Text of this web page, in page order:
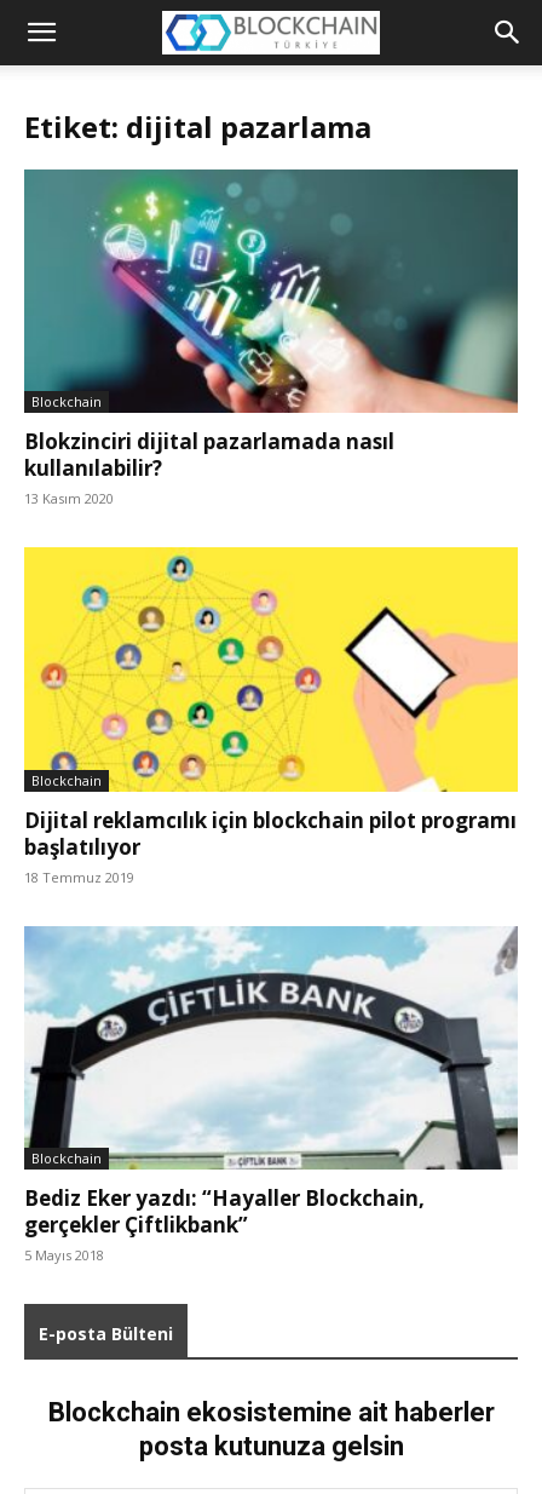
Blockchain
Etiket: dijital pazarlama
Blockchain
Blokzinciri dijital pazarlamada nasıl
kullanılabilir?
13 Kasım 2020
Blockchain
Dijital reklamcılık için blockchain pilot programı
başlatılıyor
18 Temmuz 2019
Blockchain
Bediz Eker yazdı: “Hayaller Blockchain,
gerçekler Çiftlikbank”
5 Mayıs 2018
E-posta Bülteni
Blockchain ekosistemine ait haberler
posta kutunuza gelsin